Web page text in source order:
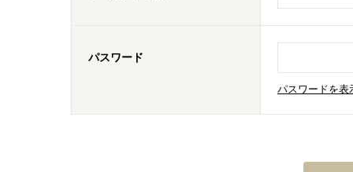
パスワード
パスワードを表